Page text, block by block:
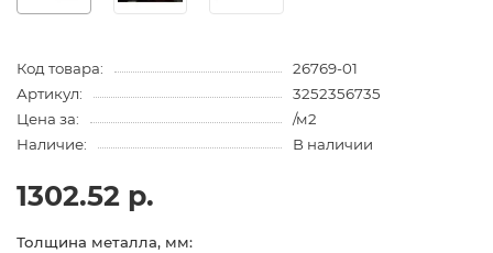
Код товара:
26769-01
Артикул:
3252356735
Цена за:
/м2
Наличие:
В наличии
1302.52 р.
Толщина металла, мм: